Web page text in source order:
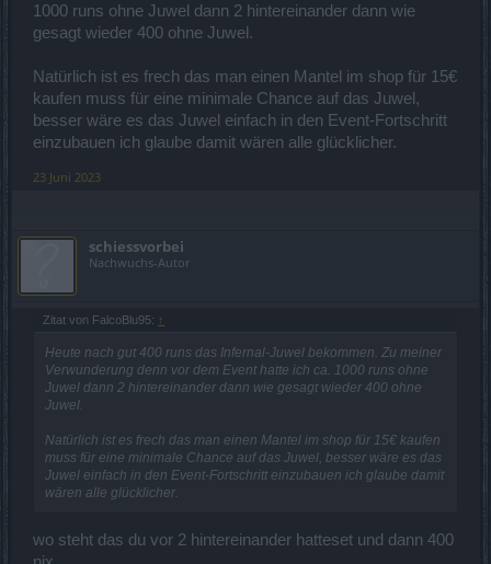
1000 runs ohne Juwel dann 2 hintereinander dann wie
gesagt wieder 400 ohne Juwel.
Natürlich ist es frech das man einen Mantel im shop für 15€
kaufen muss für eine minimale Chance auf das Juwel,
besser wäre es das Juwel einfach in den Event-Fortschritt
einzubauen ich glaube damit wären alle glücklicher.
23 Juni 2023
schiessvorbei
Nachwuchs-Autor
Zitat von FalcoBlu95: ↑
Heute nach gut 400 runs das Infernal-Juwel bekommen. Zu meiner
Verwunderung denn vor dem Event hatte ich ca. 1000 runs ohne
Juwel dann 2 hintereinander dann wie gesagt wieder 400 ohne
Juwel.
Natürlich ist es frech das man einen Mantel im shop für 15€ kaufen
muss für eine minimale Chance auf das Juwel, besser wäre es das
Juwel einfach in den Event-Fortschritt einzubauen ich glaube damit
wären alle glücklicher.
wo steht das du vor 2 hintereinander hatteset und dann 400